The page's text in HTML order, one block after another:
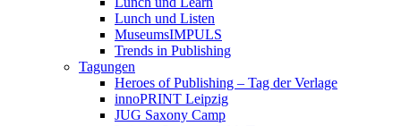
Lunch und Listen
MuseumsIMPULS
Trends in Publishing
Tagungen
Heroes of Publishing – Tag der Verlage
innoPRINT Leipzig
JUG Saxony Camp